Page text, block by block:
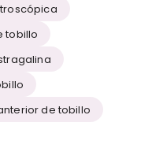
tobillo
de tobillo